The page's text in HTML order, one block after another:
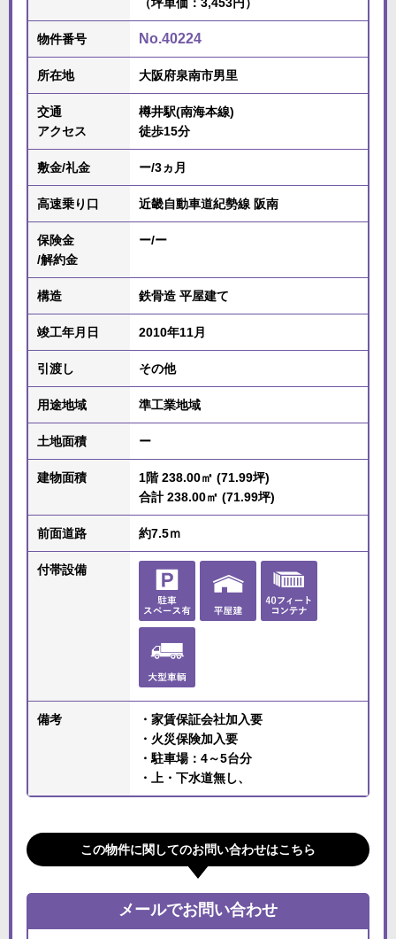
物件番号 No.40224
所在地 大阪府泉南市男里
交通
アクセス
樽井駅(南海本線)
徒歩15分
敷金/礼金 ー/3ヵ月
高速乗り口 近畿自動車道紀勢線 阪南
保険金
/解約金
ー/ー
構造 鉄骨造 平屋建て
竣工年月日 2010年11月
引渡し その他
用途地域 準工業地域
土地面積 ー
建物面積
1階 238.00㎡ (71.99坪)
合計 238.00㎡ (71.99坪)
前面道路 約7.5ｍ
付帯設備
備考
・家賃保証会社加入要
・火災保険加入要
・駐車場：4～5台分
・上・下水道無し、
この物件に関してのお問い合わせはこちら
メールでお問い合わせ